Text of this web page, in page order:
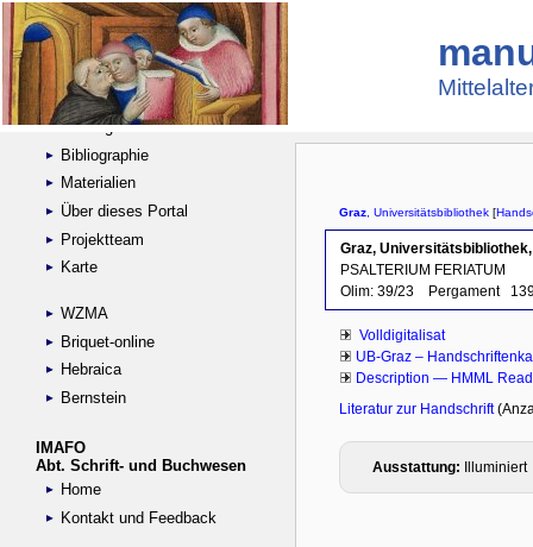
Suche
Handschriftensammlungen
Digitalisierte Handschriften
Kataloge
Bibliographie
Materialien
Über dieses Portal
Projektteam
Karte
WZMA
Briquet-online
Hebraica
Bernstein
IMAFO
Abt. Schrift- und Buchwesen
Home
Kontakt und Feedback